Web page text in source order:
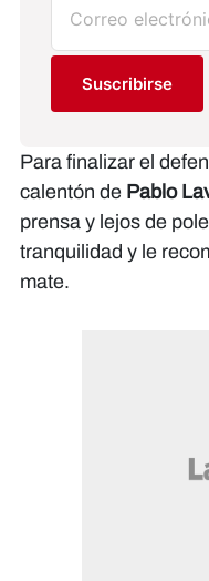
Suscribirse
Para finalizar el
calentón de Pablo
prensa y lejos de
tranquilidad y le
mate.